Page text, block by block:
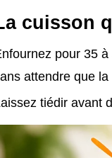
cuisson
pour 35
attendre que
tiédir avant